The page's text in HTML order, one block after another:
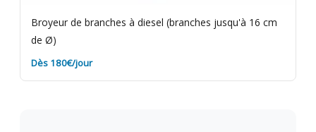
Broyeur de branches à diesel (branches jusqu'à 16 cm
de Ø)
Dès 180€/jour